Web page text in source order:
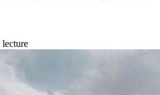
lecture